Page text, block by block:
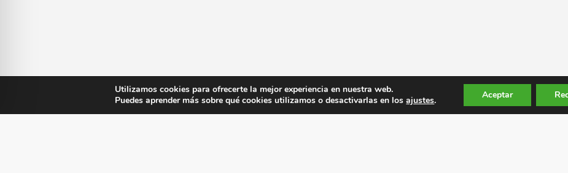
Utilizamos cookies para ofrecerte la mejor experiencia en nuestra web.
Puedes aprender más sobre qué cookies utilizamos o desactivarlas en losajustes. Aceptar